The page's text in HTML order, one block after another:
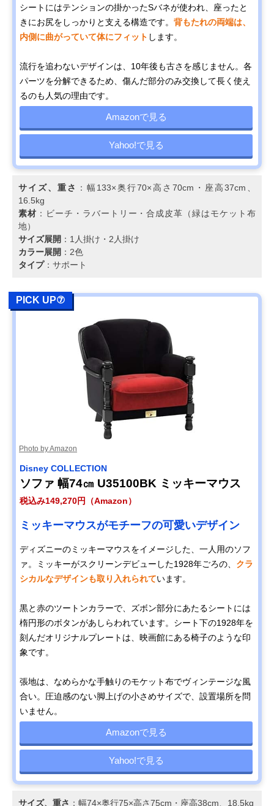
シートにはテンションの掛かったSバネが使われ、座ったと
きにお尻をしっかりと支える構造です。 背もたれの両端は、
内側に曲がっていて体にフィット します。
流行を追わないデザインは、10年後も古さを感じません。各
パーツを分解できるため、傷んだ部分のみ交換して長く使え
るのも人気の理由です。
Amazonで見る
Yahoo!で見る
サイズ、重さ
：幅133×奥行70×高さ70cm・座高37cm、
16.5kg
素材 ：ビーチ・ラバートリー・合成皮革（緑はモケット布
地）
サイズ展開 ：1人掛け・2人掛け
カラー展開 ：2色
タイプ：サポート
PICK UP⑦
Photo by Amazon
Disney COLLECTION
ソファ 幅74㎝ U35100BK ミッキーマウス
税込み149,270円（Amazon）
ミッキーマウスがモチーフの可愛いデザイン
ディズニーのミッキーマウスをイメージした、一人用のソフ
ァ。ミッキーがスクリーンデビューした1928年ごろの、 クラ
シカルなデザインも取り入れられています。
黒と赤のツートンカラーで、ズボン部分にあたるシートには
楕円形のボタンがあしらわれています。シート下の1928年を
刻んだオリジナルプレートは、映画館にある椅子のような印
象です。
張地は、なめらかな手触りのモケット布でヴィンテージな風
合い。圧迫感のない脚上げの小さめサイズで、設置場所を問
いません。
Amazonで見る
Yahoo!で見る
サイズ、重さ ：幅74×奥行75×高さ75cm・座高38cm、18.5kg